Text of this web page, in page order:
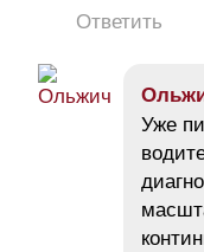
Ответить
Уже